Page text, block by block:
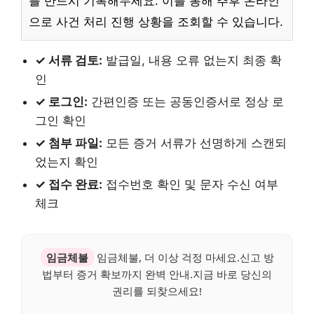
으로 사건 처리 진행 상황을 조회할 수 있습니다.
✓ 서류 검토: 발급일, 내용 오류 없는지 최종 확
인
✓ 로그인: 간편인증 또는 공동인증서로 정상 로
그인 확인
✓ 첨부 파일: 모든 증거 서류가 선명하게 스캔되
었는지 확인
✓ 접수 완료: 접수번호 확인 및 문자 수신 여부
체크
임금체불
임금체불, 더 이상 걱정 마세요.신고 방
법부터 증거 확보까지 완벽 안내.지금 바로 당신의
권리를 되찾으세요!